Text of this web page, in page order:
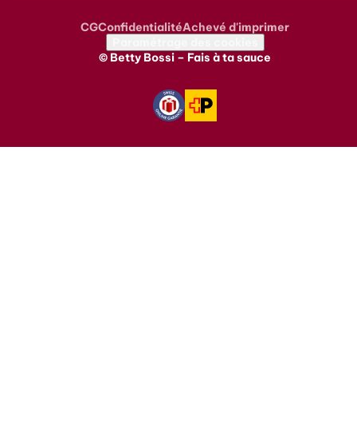
Metanavigation
CGConfidentialitéAchevé d'imprimer
© Betty Bossi – Fais à ta sauce